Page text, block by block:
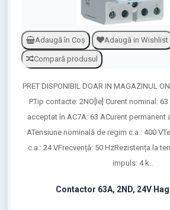
Adaugă în Coş Adaugă in Wishlist
Compară produsul
Contactor 63A, 2ND, 24V
PRET DISPONIBIL DOAR IN MAGAZINUL
PTip contacte: 2NO[Ie] Curent nominal:
acceptat în AC7A: 63 ACurent permanent
ATensiune nominală de regim c.a.: 400
c.a.: 24 VFrecvență: 50 HzRezistența la
impuls: 4 k..